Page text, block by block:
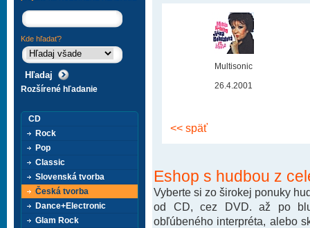
Multisonic
26.4.2001
<< späť
Eshop s hudbou z
Vyberte si zo širokej ponuky
od CD, cez DVD. až po
obľúbeného interpréta, alebo
Kde hľadať?
Rozšírené hľadanie
CD
Rock
Pop
Classic
Slovenská tvorba
Česká tvorba
Dance+Electronic
Glam Rock